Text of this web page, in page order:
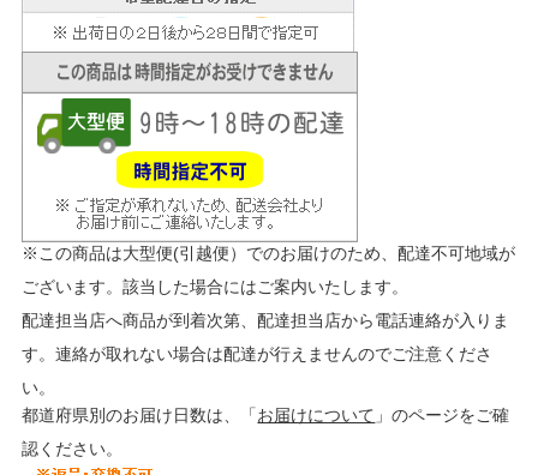
※この商品は大型便(引越便）でのお届けのため、配達不可地域が
ございます。該当した場合にはご案内いたします。
配達担当店へ商品が到着次第、配達担当店から電話連絡が入りま
す。連絡が取れない場合は配達が行えませんのでご注意くださ
い。
都道府県別のお届け日数は、「お届けについて 」のページをご確
認ください。